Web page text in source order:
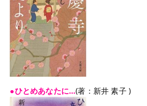
●ひとめあなたに…(著：新井 素子 )